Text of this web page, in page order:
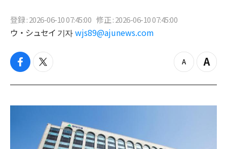
登録 : 2026-06-10 07:45:00 修正 : 2026-06-10 07:45:00
ウ・シュセイ 기자 wjs89@ajunews.com
f
c
b
t
i
t
z
o
o
Z
o
i